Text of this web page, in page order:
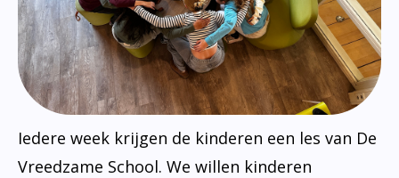
Iedere week krijgen de kinderen een les van De
Vreedzame School. We willen kinderen